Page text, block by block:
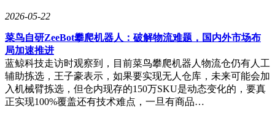
2026-05-22
菜鸟自研ZeeBot攀爬机器人：破解物流难题，国内外市场布
局加速推进
蓝鲸科技走访时观察到，目前菜鸟攀爬机器人物流仓仍有人工
辅助拣选，王子豪表示，如果要实现无人仓库，未来可能会加
入机械臂拣选，但仓内现存的150万SKU是动态变化的，要真
正实现100%覆盖还有技术难点，一旦有商品…